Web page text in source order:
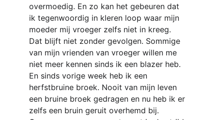
overmoedig. En zo kan het gebeuren dat
ik tegenwoordig in kleren loop waar mijn
moeder mij vroeger zelfs niet in kreeg.
Dat blijft niet zonder gevolgen. Sommige
van mijn vrienden van vroeger willen me
niet meer kennen sinds ik een blazer heb.
En sinds vorige week heb ik een
herfstbruine broek. Nooit van mijn leven
een bruine broek gedragen en nu heb ik er
zelfs een bruin geruit overhemd bij.